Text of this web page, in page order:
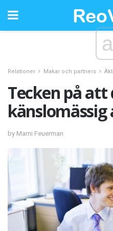
Relationer Makar och partners
Tecken på att
by Marni Feuerman